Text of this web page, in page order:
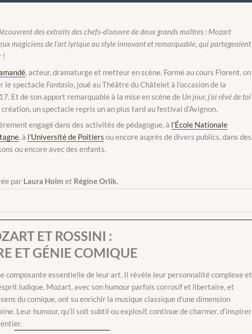
des extraits des chefs-d’oeuvre de deux grands maîtres : Mozart
magiciens de l’art lyrique au style innovant et remarquable, qui partageaient
!
, acteur, dramaturge et metteur en scène. Formé au cours Florent, on
le spectacle Fantasio , joué au Théâtre du Châtelet à l’occasion de la
Et de son apport remarquable à la mise en scène de Un jour, j’ai rêvé de toi
un spectacle repris un an plus tard au festival d’Avignon.
engagé dans des activités de pédagogue, à l’École Nationale
, à l’Université de Poitiers ou encore auprès de divers publics, dans des
ou encore avec des enfants.
par Laura Holm et Régine Orlik.
ET ROSSINI :
ET GÉNIE COMIQUE
composante essentielle de leur art. Il révèle leur personnalité complexe et
ludique. Mozart , avec son humour parfois corrosif et libertaire, et
du comique, ont su enrichir la musique classique d’une dimension
Leur humour, qu’il soit subtil ou explosif, continue de charmer, d’inspirer